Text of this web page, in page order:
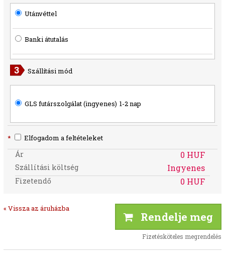
Utánvéttel
Banki átutalás
Szállítási mód
GLS futárszolgálat (ingyenes) 1-2 nap
* Elfogadom a feltételeket
Ár 0 HUF
Szállítási költség Ingyenes
Fizetendő 0 HUF
« Vissza az áruházba
Rendelje meg
Fizetésköteles megrendelés